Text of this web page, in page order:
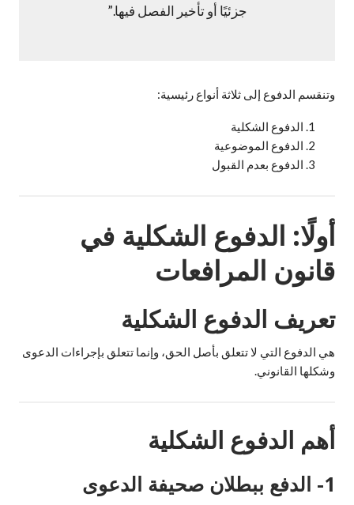
جزئيًا أو تأخير الفصل فيها.”
وتنقسم الدفوع إلى ثلاثة أنواع رئيسية:
الدفوع الشكلية
الدفوع الموضوعية
الدفوع بعدم القبول
أولًا: الدفوع الشكلية في
قانون المرافعات
تعريف الدفوع الشكلية
هي الدفوع التي لا تتعلق بأصل الحق، وإنما تتعلق بإجراءات الدعوى
وشكلها القانوني.
أهم الدفوع الشكلية
1- الدفع ببطلان صحيفة الدعوى